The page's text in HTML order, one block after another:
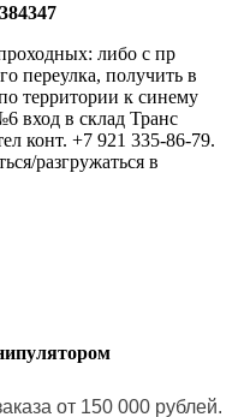
либо с пр
переулка, получить в
территории к синему
вход в склад Транс
конт. +7 921 335-86-79.
разгружаться в
от 150 000 рублей.